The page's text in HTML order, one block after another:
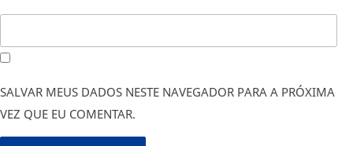
SALVAR MEUS DADOS NESTE NAVEGADOR PARA A PRÓXIMA
VEZ QUE EU COMENTAR.